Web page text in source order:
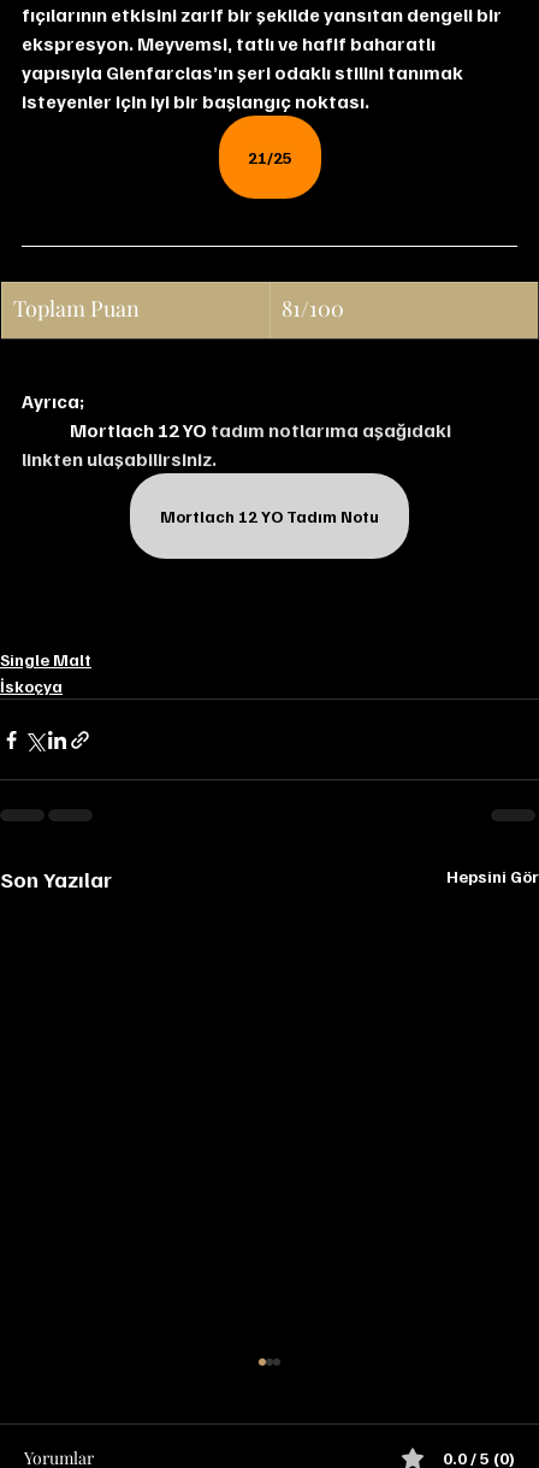
fıçılarının etkisini zarif bir şekilde yansıtan dengeli bir
ekspresyon. Meyvemsi, tatlı ve hafif baharatlı
yapısıyla Glenfarclas’ın şeri odaklı stilini tanımak
isteyenler için iyi bir başlangıç noktası.
21/25
Toplam Puan 81/100
Ayrıca;
Mortlach 12 YO tadım notlarıma aşağıdaki
linkten ulaşabilirsiniz.
Mortlach 12 YO Tadım Notu
Single Malt
İskoçya
Son Yazılar Hepsini Gör
Yorumlar 0.0 / 5 (0)